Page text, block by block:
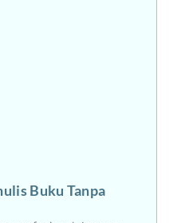
Buku Tanpa